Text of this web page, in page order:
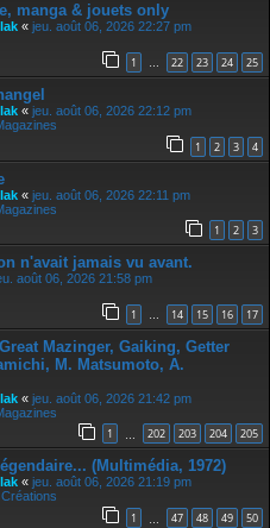
manga & jouets only
« jeu. août 06, 2026 22:27 pm
1 … 22 23 24 25
« jeu. août 06, 2026 22:12 pm
1 2 3 4
« jeu. août 06, 2026 22:11 pm
1 2 3
n'avait jamais vu avant.
août 06, 2026 21:58 pm
1 … 14 15 16 17
Mazinger, Gaiking, Getter
M. Matsumoto, A.
« jeu. août 06, 2026 21:42 pm
1 202 203 204 205
(Multimédia, 1972)
« jeu. août 06, 2026 21:19 pm
1 47 48 49 50